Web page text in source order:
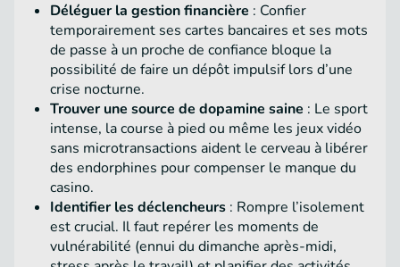
Déléguer la gestion financière : Confier
temporairement ses cartes bancaires et ses mots
de passe à un proche de confiance bloque la
possibilité de faire un dépôt impulsif lors d’une
crise nocturne.
Trouver une source de dopamine saine : Le sport
intense, la course à pied ou même les jeux vidéo
sans microtransactions aident le cerveau à libérer
des endorphines pour compenser le manque du
casino.
Identifier les déclencheurs : Rompre l’isolement
est crucial. Il faut repérer les moments de
vulnérabilité (ennui du dimanche après-midi,